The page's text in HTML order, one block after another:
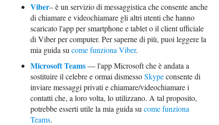
Viber– è un servizio di messaggistica che consente anche
di chiamare e videochiamare gli altri utenti che hanno
scaricato l'app per smartphone e tablet o il client ufficiale
di Viber per computer. Per saperne di più, puoi leggere la
mia guida sucome funziona Viber.
Microsoft Teams— l'app Microsoft che è andata a
sostituire il celebre e ormai dismessoSkypeconsente di
inviare messaggi privati e chiamare/videochiamare i
contatti che, a loro volta, lo utilizzano. A tal proposito,
potrebbe esserti utile la mia guida sucome funziona
Teams.